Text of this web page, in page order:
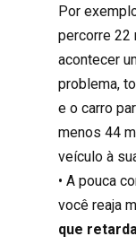
Por
percorre 22
acontecer
problema,
e o carro
menos 44
veículo à
• A pouca
você reaja
que